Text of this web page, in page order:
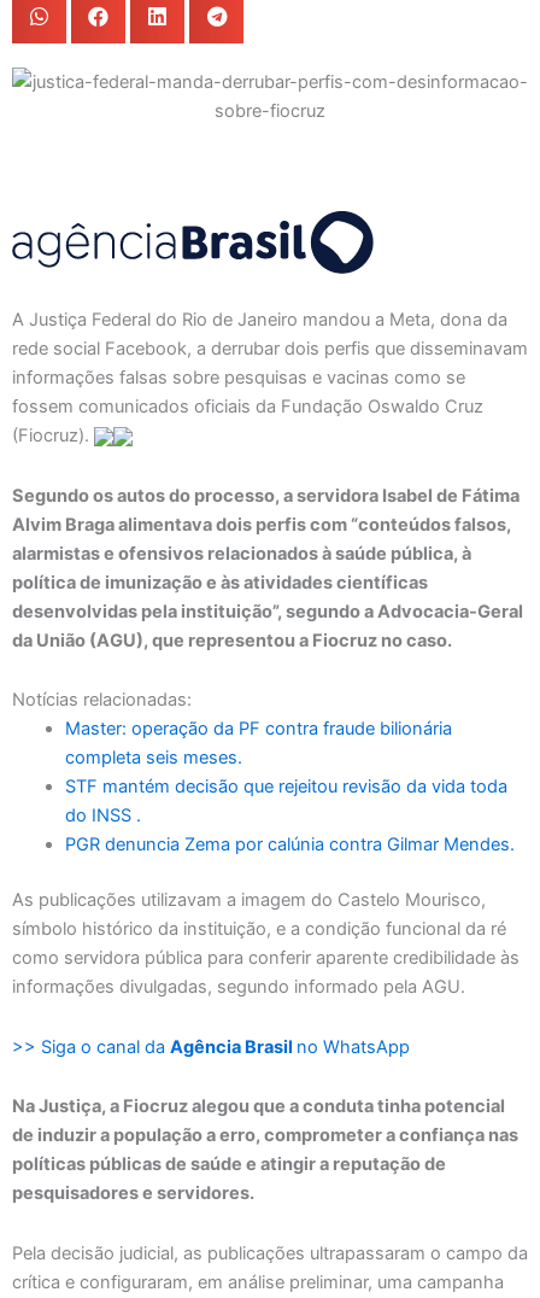
A Justiça Federal do Rio de Janeiro mandou a Meta, dona da
rede social Facebook, a derrubar dois perfis que disseminavam
informações falsas sobre pesquisas e vacinas como se
fossem comunicados oficiais da Fundação Oswaldo Cruz
(Fiocruz).
Segundo os autos do processo, a servidora Isabel de Fátima
Alvim Braga alimentava dois perfis com “conteúdos falsos,
alarmistas e ofensivos relacionados à saúde pública, à
política de imunização e às atividades científicas
desenvolvidas pela instituição”, segundo a Advocacia-Geral
da União (AGU), que representou a Fiocruz no caso.
Notícias relacionadas:
Master: operação da PF contra fraude bilionária
completa seis meses.
STF mantém decisão que rejeitou revisão da vida toda
do INSS .
PGR denuncia Zema por calúnia contra Gilmar Mendes.
As publicações utilizavam a imagem do Castelo Mourisco,
símbolo histórico da instituição, e a condição funcional da ré
como servidora pública para conferir aparente credibilidade às
informações divulgadas, segundo informado pela AGU.
>> Siga o canal da Agência Brasil no WhatsApp
Na Justiça, a Fiocruz alegou que a conduta tinha potencial
de induzir a população a erro, comprometer a confiança nas
políticas públicas de saúde e atingir a reputação de
pesquisadores e servidores.
Pela decisão judicial, as publicações ultrapassaram o campo da
crítica e configuraram, em análise preliminar, uma campanha